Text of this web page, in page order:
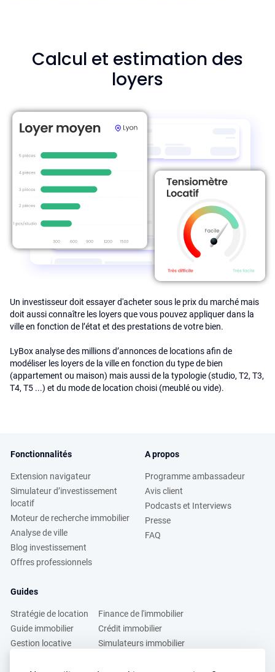
Calcul et estimation des
loyers
Un investisseur doit essayer d'acheter sous le prix du marché mais
doit aussi connaître les loyers que vous pouvez appliquer dans la
ville en fonction de l’état et des prestations de votre bien.
LyBox analyse des millions d’annonces de locations afin de
modéliser les loyers de la ville en fonction du type de bien
(appartement ou maison) mais aussi de la typologie (studio, T2, T3,
T4, T5 ...) et du mode de location choisi (meublé ou vide).
Fonctionnalités
Extension navigateur
Simulateur d’investissement
locatif
Moteur de recherche immobilier
Analyse de ville
Blog investissement
Offres professionnels
A propos
Programme ambassadeur
Avis client
Podcasts et Interviews
Presse
FAQ
Guides
Stratégie de location
Guide immobilier
Gestion locative
Finance de l'immobilier
Crédit immobilier
Simulateurs immobilier